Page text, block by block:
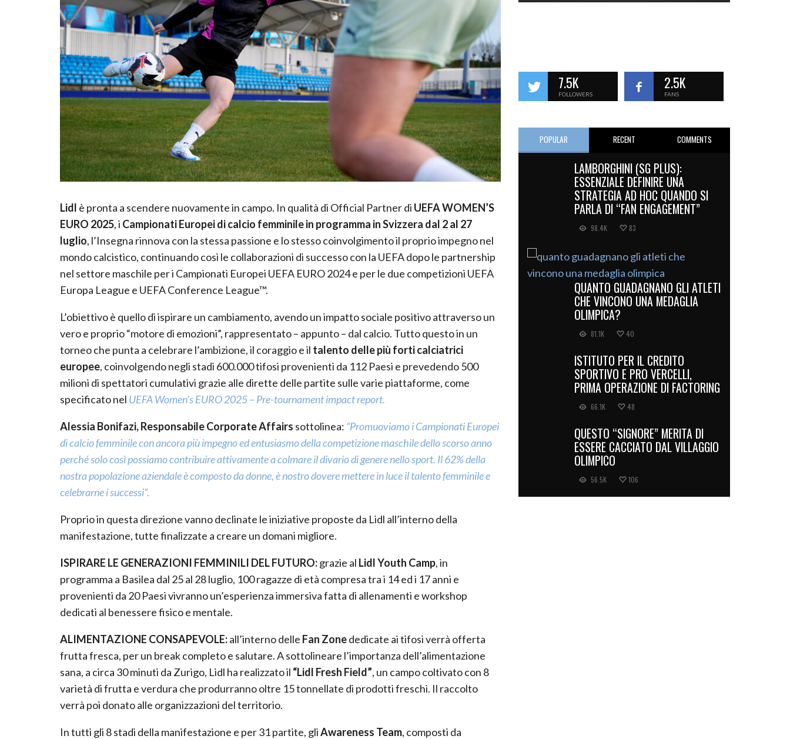
Lidl è pronta a scendere nuovamente in campo. In qualità di Official Partner di UEFA WOMEN’S
EURO 2025, i Campionati Europei di calcio femminile in programma in Svizzera dal 2 al 27
luglio, l’Insegna rinnova con la stessa passione e lo stesso coinvolgimento il proprio impegno nel
mondo calcistico, continuando così le collaborazioni di successo con la UEFA dopo le partnership
nel settore maschile per i Campionati Europei UEFA EURO 2024 e per le due competizioni UEFA
Europa League e UEFA Conference League™.
L’obiettivo è quello di ispirare un cambiamento, avendo un impatto sociale positivo attraverso un
vero e proprio “motore di emozioni”, rappresentato – appunto – dal calcio. Tutto questo in un
torneo che punta a celebrare l’ambizione, il coraggio e il talento delle più forti calciatrici
europee, coinvolgendo negli stadi 600.000 tifosi provenienti da 112 Paesi e prevedendo 500
milioni di spettatori cumulativi grazie alle dirette delle partite sulle varie piattaforme, come
specificato nel UEFA Women’s EURO 2025 – Pre-tournament impact report.
Alessia Bonifazi, Responsabile Corporate Affairs sottolinea: “Promuoviamo i Campionati Europei
di calcio femminile con ancora più impegno ed entusiasmo della competizione maschile dello scorso anno
perché solo così possiamo contribuire attivamente a colmare il divario di genere nello sport. Il 62% della
nostra popolazione aziendale è composto da donne, è nostro dovere mettere in luce il talento femminile e
celebrarne i successi”.
Proprio in questa direzione vanno declinate le iniziative proposte da Lidl all’interno della
manifestazione, tutte finalizzate a creare un domani migliore.
ISPIRARE LE GENERAZIONI FEMMINILI DEL FUTURO:grazie al Lidl Youth Camp, in
programma a Basilea dal 25 al 28 luglio, 100 ragazze di età compresa tra i 14 ed i 17 anni e
provenienti da 20 Paesi vivranno un’esperienza immersiva fatta di allenamenti e workshop
dedicati al benessere fisico e mentale.
ALIMENTAZIONE CONSAPEVOLE:all’interno delle Fan Zonededicate ai tifosi verrà offerta
frutta fresca, per un break completo e salutare. A sottolineare l’importanza dell’alimentazione
sana, a circa 30 minuti da Zurigo, Lidl ha realizzato il “Lidl Fresh Field”, un campo coltivato con 8
varietà di frutta e verdura che produrranno oltre 15 tonnellate di prodotti freschi. Il raccolto
verrà poi donato alle organizzazioni del territorio.
In tutti gli 8 stadi della manifestazione e per 31 partite, gliAwareness Team, composti da
7.5K
FOLLOWERS
2.5K
FANS
POPULAR RECENT COMMENTS
LAMBORGHINI (SG PLUS):
ESSENZIALE DEFINIRE UNA
STRATEGIA AD HOC QUANDO SI
PARLA DI “FAN ENGAGEMENT”
98.4K 83
QUANTO GUADAGNANO GLI ATLETI
CHE VINCONO UNA MEDAGLIA
OLIMPICA?
81.1K 40
ISTITUTO PER IL CREDITO
SPORTIVO E PRO VERCELLI,
PRIMA OPERAZIONE DI FACTORING
66.1K 48
QUESTO “SIGNORE” MERITA DI
ESSERE CACCIATO DAL VILLAGGIO
OLIMPICO
56.5K 106